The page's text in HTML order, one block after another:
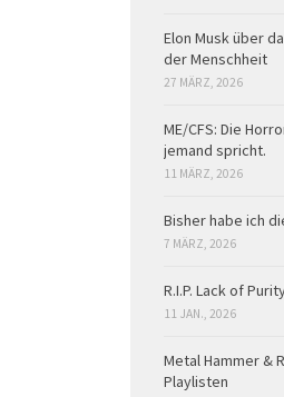
Elon Musk über
der Menschheit
27 MÄRZ, 2026
ME/CFS: Die
jemand spricht.
11 MÄRZ, 2026
Bisher habe ich
7 MÄRZ, 2026
R.I.P. Lack of
11 JAN., 2026
Metal Hammer &
Playlisten